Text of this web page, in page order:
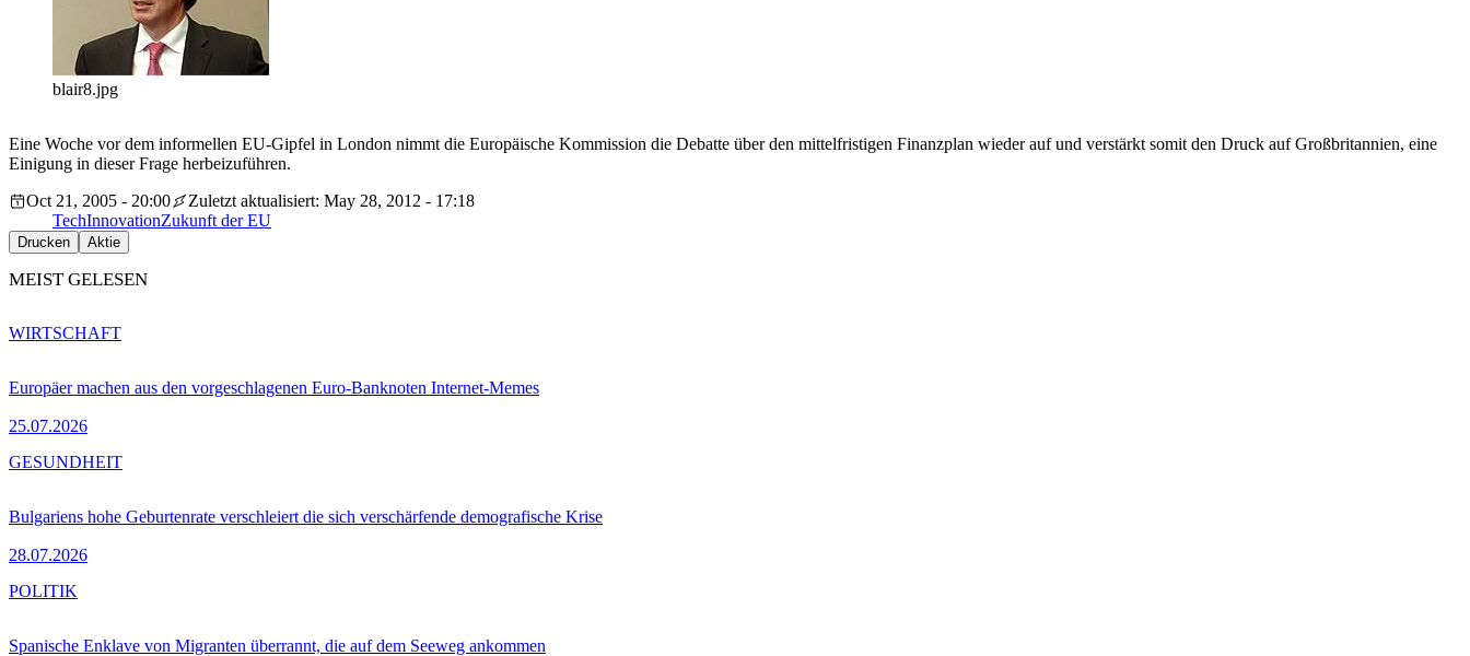
blair8.jpg
Eine Woche vor dem informellen EU-Gipfel in London nimmt die Europäische Kommission die Debatte über den mittelfristigen Finanzplan wieder auf und verstärkt somit den Druck auf Großbritannien, eine
Einigung in dieser Frage herbeizuführen.
Oct 21, 2005 - 20:00
Zuletzt aktualisiert: May 28, 2012 - 17:18
TechInnovationZukunft der EU
Drucken Aktie
MEIST GELESEN
Europäer machen aus den vorgeschlagenen Euro-Banknoten Internet-Memes
25.07.2026
WIRTSCHAFT
Bulgariens hohe Geburtenrate verschleiert die sich verschärfende demografische Krise
28.07.2026
GESUNDHEIT
Spanische Enklave von Migranten überrannt, die auf dem Seeweg ankommen
POLITIK